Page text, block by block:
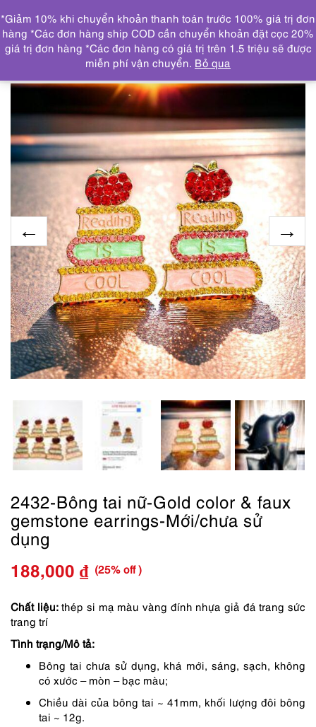
DANH MỤC
Trang chủ TRANG SỨC KHUYÊN TAI
2432-Bông tai
nữ-Gold color & faux gemstone earrings-Mới/chưa sử dụng
2432-Bông tai nữ-Gold color & faux
gemstone earrings-Mới/chưa sử
dụng
Giá
gốc
188,000 ₫
Giá
hiện
188,000 ₫.
(25% off )
Chất liệu:thép si mạ màu vàng đính nhựa giả đá trang sức
trang trí
Tình trạng/Mô tả:
Bông tai chưa sử dụng, khá mới, sáng, sạch, không
có xước – mòn – bạc màu;
Chiều dài của bông tai ~ 41mm, khối lượng đôi bông
tai ~ 12g.
*Giảm 10% khi chuyển khoản thanh toán trước 100% giá trị đơn
hàng *Các đơn hàng ship COD cần chuyển khoản đặt cọc 20%
giá trị đơn hàng *Các đơn hàng có giá trị trên 1.5 triệu sẽ được
miễn phí vận chuyển. Bỏ qua